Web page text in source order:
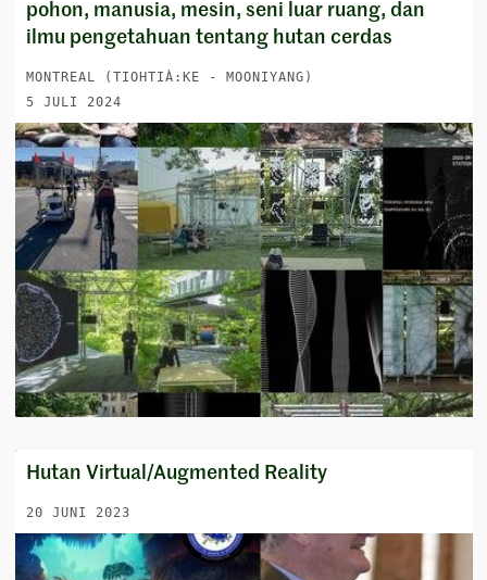
pohon, manusia, mesin, seni luar ruang, dan
ilmu pengetahuan tentang hutan cerdas
MONTREAL (TIOHTIÀ:KE - MOONIYANG)
5 JULI 2024
Hutan Virtual/Augmented Reality
20 JUNI 2023